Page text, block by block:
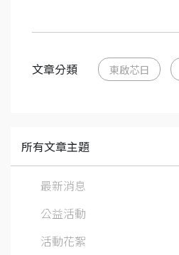
文章分類 東啟芯日
所有文章主題
最新消息
公益活動
活動花絮